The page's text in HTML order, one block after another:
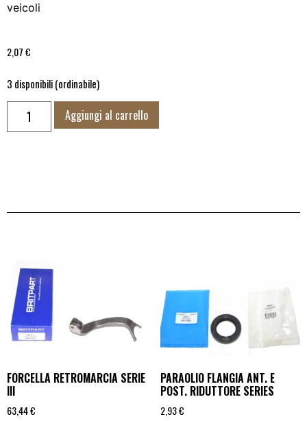
veicoli
2,07€
3 disponibili (ordinabile)
Aggiungi al carrello
FORCELLA RETROMARCIA SERIE
III
63,44€
PARAOLIO FLANGIA ANT. E
POST. RIDUTTORE SERIES
2,93€